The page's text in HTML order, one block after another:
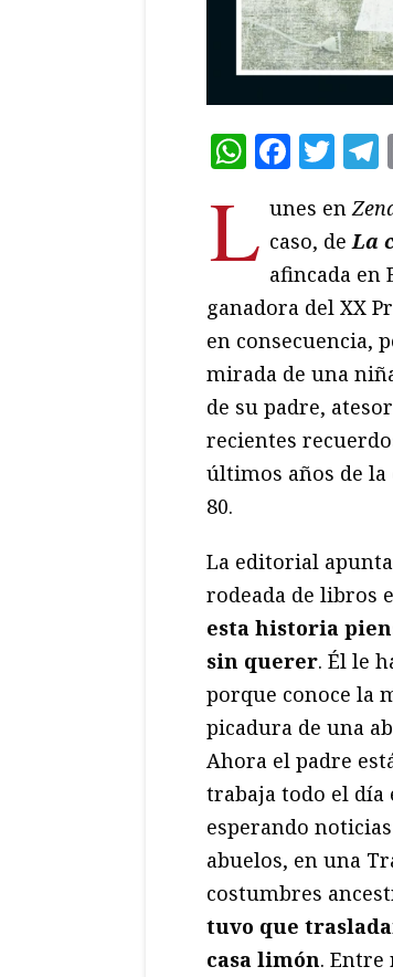
L unes en
caso, de La
afincada en
ganadora del XX
en consecuencia,
mirada de una
de su padre,
recientes
últimos años de la
80.
La editorial
rodeada de libros
esta historia
sin querer. Él le
porque conoce la
picadura de una
Ahora el padre
trabaja todo el día
esperando
abuelos, en una
costumbres
tuvo que
casa limón. Entre